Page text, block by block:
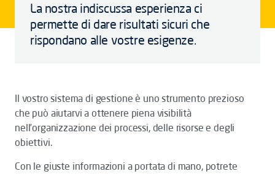
La nostra indiscussa esperienza ci
permette di dare risultati sicuri che
rispondano alle vostre esigenze.
Il vostro sistema di gestione è uno strumento prezioso
che può aiutarvi a ottenere piena visibilità
nell’organizzazione dei processi, delle risorse e degli
obiettivi.
Con le giuste informazioni a portata di mano, potrete